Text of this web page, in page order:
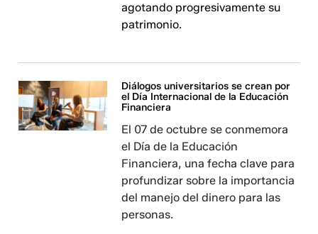
agotando progresivamente su
patrimonio.
Diálogos universitarios se crean por
el Día Internacional de la Educación
Financiera
El 07 de octubre se conmemora
el Día de la Educación
Financiera, una fecha clave para
profundizar sobre la importancia
del manejo del dinero para las
personas.